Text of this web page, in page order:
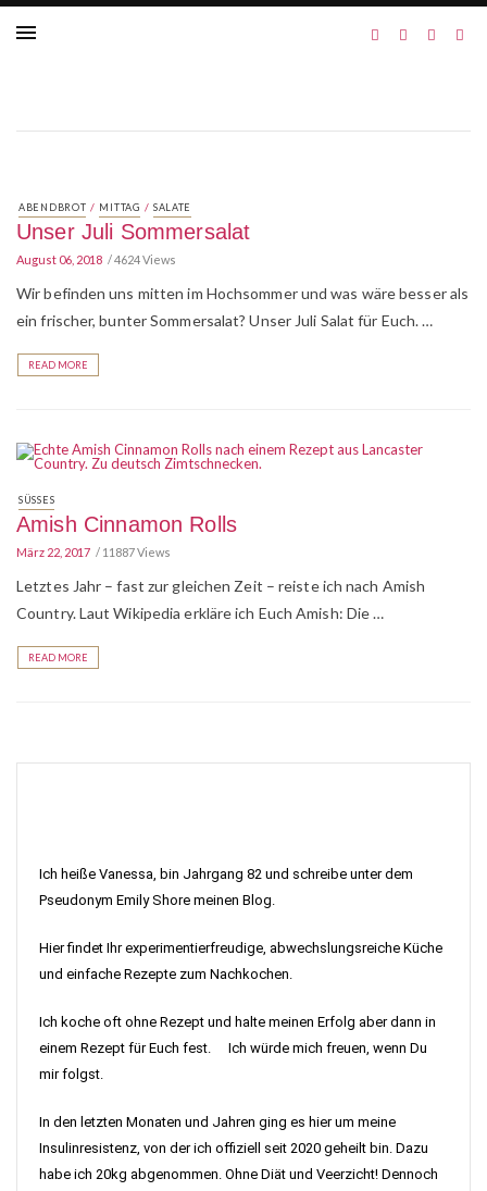
ABENDBROT / MITTAG / SALATE
Unser Juli Sommersalat
August 06, 2018 4624 Views
Wir befinden uns mitten im Hochsommer und was wäre besser als
ein frischer, bunter Sommersalat? Unser Juli Salat für Euch. …
READ MORE
SÜSSES
Amish Cinnamon Rolls
März 22, 2017 11887 Views
Letztes Jahr – fast zur gleichen Zeit – reiste ich nach Amish
Country. Laut Wikipedia erkläre ich Euch Amish: Die …
READ MORE
Ich heiße Vanessa, bin Jahrgang 82 und schreibe unter dem
Pseudonym Emily Shore meinen Blog.
Hier findet Ihr experimentierfreudige, abwechslungsreiche Küche
und einfache Rezepte zum Nachkochen.
Ich koche oft ohne Rezept und halte meinen Erfolg aber dann in
einem Rezept für Euch fest. Ich würde mich freuen, wenn Du
mir folgst.
In den letzten Monaten und Jahren ging es hier um meine
Insulinresistenz, von der ich offiziell seit 2020 geheilt bin. Dazu
habe ich 20kg abgenommen. Ohne Diät und Veerzicht! Dennoch